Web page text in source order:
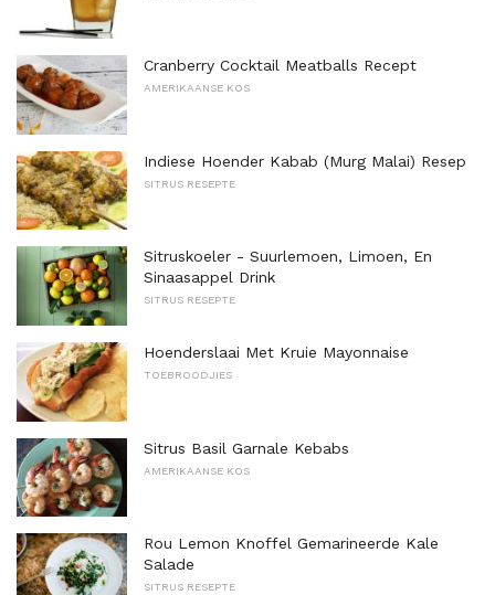
Cranberry Cocktail Meatballs Recept
AMERIKAANSE KOS
Indiese Hoender Kabab (Murg Malai) Resep
SITRUS RESEPTE
Sitruskoeler - Suurlemoen, Limoen, En
Sinaasappel Drink
SITRUS RESEPTE
Hoenderslaai Met Kruie Mayonnaise
TOEBROODJIES
Sitrus Basil Garnale Kebabs
AMERIKAANSE KOS
Rou Lemon Knoffel Gemarineerde Kale
Salade
SITRUS RESEPTE